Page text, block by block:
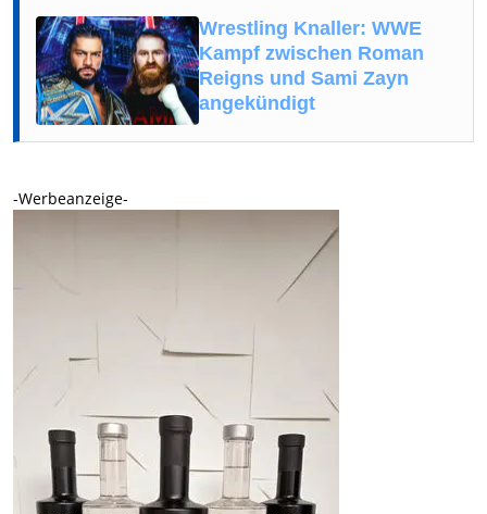
Wrestling Knaller: WWE
Kampf zwischen Roman
Reigns und Sami Zayn
angekündigt
-Werbeanzeige-